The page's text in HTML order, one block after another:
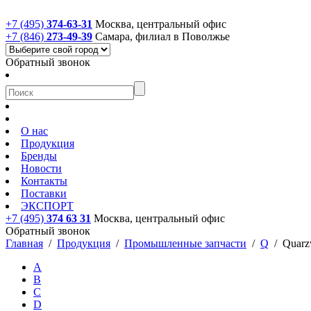
+7 (495) 374-63-31 Москва, центральный офис
+7 (846) 273-49-39 Самара, филиал в Поволжье
Обратный звонок
О нас
Продукция
Бренды
Новости
Контакты
Поставки
ЭКСПОРТ
+7 (495) 374 63 31 Москва, центральный офис
Обратный звонок
Главная / Продукция / Промышленные запчасти / Q /
A
B
C
D